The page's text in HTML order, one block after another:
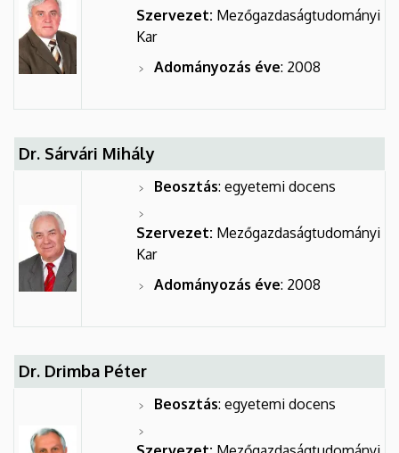
Szervezet: Mezőgazdaságtudományi
Kar
Adományozás éve: 2008
Dr. Sárvári Mihály
Beosztás: egyetemi docens
Szervezet: Mezőgazdaságtudományi
Kar
Adományozás éve: 2008
Dr. Drimba Péter
Beosztás: egyetemi docens